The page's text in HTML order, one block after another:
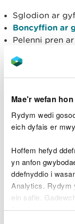
Mae'r wefan
Rydym wedi
eich dyfais er
Hoffem hefyd
yn anfon
ddefnyddio i
Analytics. Rydym
ein safle.
Byddwn yn
Sglodion ar
Boncyffion ar
Pelenni pren
Caiff tanwydd
gweddillion
phren crwn o
Os oes gennych
pren, anfonwch